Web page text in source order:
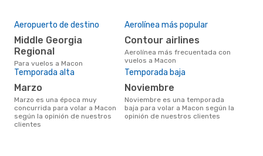
Aeropuerto de destino
Middle Georgia
Regional
Para vuelos a Macon
Aerolínea más popular
Contour airlines
Aerolínea más frecuentada con
vuelos a Macon
Temporada alta
marzo
marzo es una época muy
concurrida para volar a Macon
según la opinión de nuestros
clientes
Temporada baja
noviembre
noviembre es una temporada
baja para volar a Macon según la
opinión de nuestros clientes